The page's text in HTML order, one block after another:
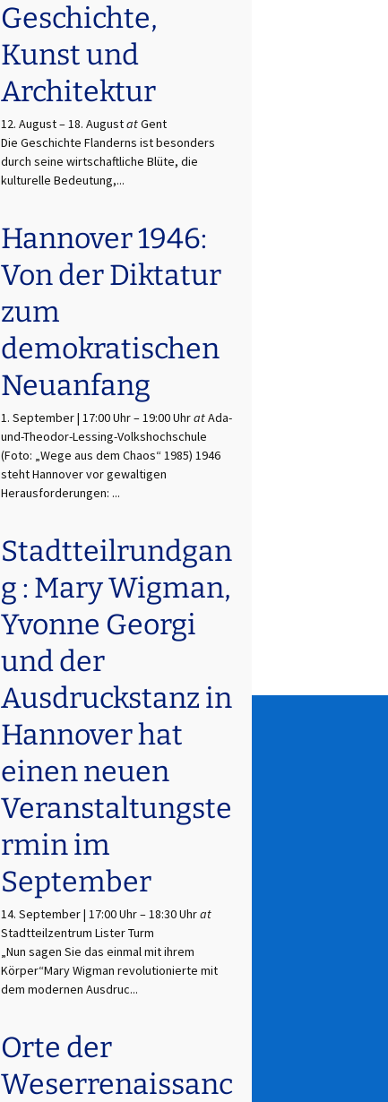
Geschichte,
Kunst und
Architektur
12. August–18. AugustatGent
Die Geschichte Flanderns ist besonders
durch seine wirtschaftliche Blüte, die
kulturelle Bedeutung,...
Hannover 1946:
Von der Diktatur
zum
demokratischen
Neuanfang
1. September | 17:00 Uhr–19:00 UhratAda-
und-Theodor-Lessing-Volkshochschule
(Foto: „Wege aus dem Chaos“ 1985) 1946
steht Hannover vor gewaltigen
Herausforderungen: ...
Stadtteilrundgan
g : Mary Wigman,
Yvonne Georgi
und der
Ausdruckstanz in
Hannover hat
einen neuen
Veranstaltungste
rmin im
September
14. September | 17:00 Uhr–18:30 Uhrat
Stadtteilzentrum Lister Turm
„Nun sagen Sie das einmal mit ihrem
Körper“Mary Wigman revolutionierte mit
dem modernen Ausdruc...
Orte der
Weserrenaissanc